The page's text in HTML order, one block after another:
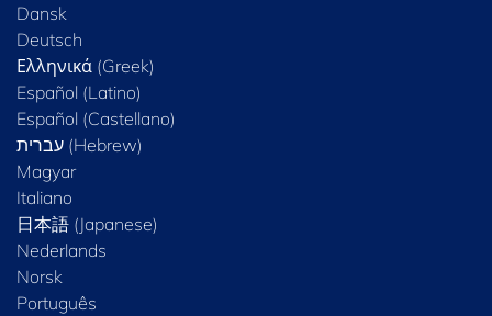
Dansk
Deutsch
Ελληνικά (Greek)
Español (Latino)
Español (Castellano)
Magyar
Italiano
日本語 (Japanese)
Nederlands
Norsk
Português